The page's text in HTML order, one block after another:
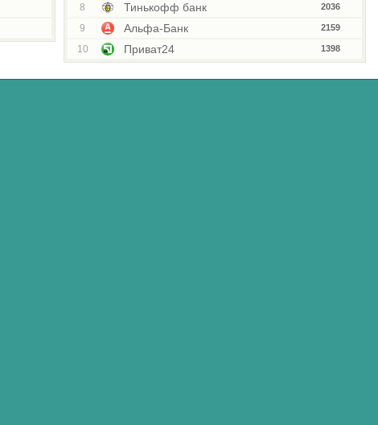
8 Тинькофф банк 2036
9 Альфа-Банк 2159
10 Приват24 1398